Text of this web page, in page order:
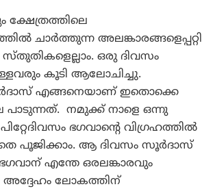
ചാര്‍ത്തുന്ന അലങ്കാരങ്ങളെപ്പറ്റി
ഒരു ദിവസം
കൂടി ആലോചിച്ചു.
എങ്ങനെയാണ് ഇതൊക്കെ
നമുക്ക് നാളെ ഒന്നു
ഭഗവാന്റെ വിഗ്രഹത്തില്‍
പൂജിക്കാം. ആ ദിവസം സൂര്‍ദാസ്
ഭഗവാന് എന്തേ ഒരലങ്കാരവും
അദ്ദേഹം ലോകത്തിന്